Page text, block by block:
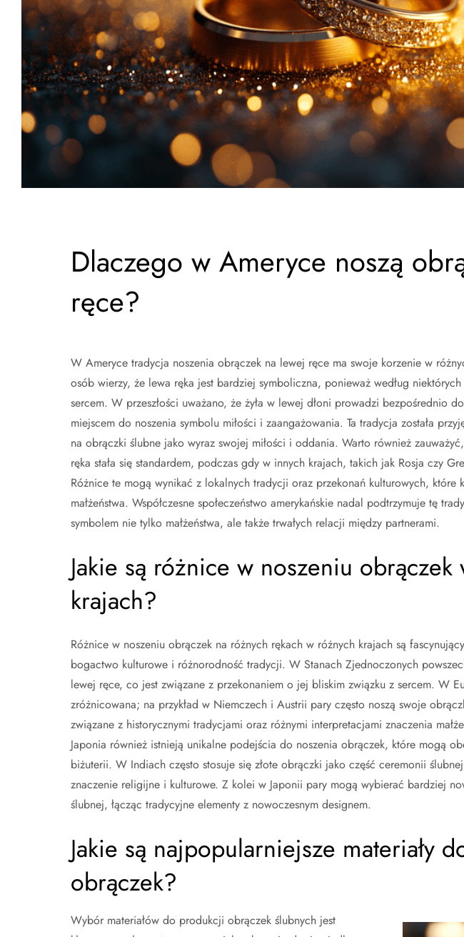
Dlaczego w Ameryce noszą
ręce?
W Ameryce tradycja noszenia obrączek na lewej ręce ma swoje korzenie w
osób wierzy, że lewa ręka jest bardziej symboliczna, ponieważ według
sercem. W przeszłości uważano, że żyła w lewej dłoni prowadzi bezpośrednio
miejscem do noszenia symbolu miłości i zaangażowania. Ta tradycja została
na obrączki ślubne jako wyraz swojej miłości i oddania. Warto również
ręka stała się standardem, podczas gdy w innych krajach, takich jak Rosja czy
Różnice te mogą wynikać z lokalnych tradycji oraz przekonań kulturowych, które
małżeństwa. Współczesne społeczeństwo amerykańskie nadal podtrzymuje tę
symbolem nie tylko małżeństwa, ale także trwałych relacji między partnerami.
Jakie są różnice w noszeniu obrączek
krajach?
Różnice w noszeniu obrączek na różnych rękach w różnych krajach są
bogactwo kulturowe i różnorodność tradycji. W Stanach Zjednoczonych
lewej ręce, co jest związane z przekonaniem o jej bliskim związku z sercem. W
zróżnicowana; na przykład w Niemczech i Austrii pary często noszą swoje
związane z historycznymi tradycjami oraz różnymi interpretacjami znaczenia
Japonia również istnieją unikalne podejścia do noszenia obrączek, które mogą
biżuterii. W Indiach często stosuje się złote obrączki jako część ceremonii
znaczenie religijne i kulturowe. Z kolei w Japonii pary mogą wybierać bardziej
ślubnej, łącząc tradycyjne elementy z nowoczesnym designem.
Jakie są najpopularniejsze materiały
obrączek?
Wybór materiałów do produkcji obrączek ślubnych jest